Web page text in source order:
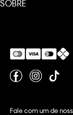
SOBRE
Fale com um de